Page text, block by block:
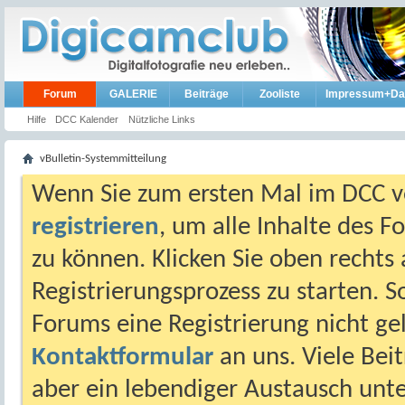
Forum
Hilfe DCC Kalender Nützliche Links
GALERIE Beiträge Zooliste
vBulletin-Systemmitteilung
Wenn Sie zum ersten Mal im DCC
registrieren, um alle Inhalte des
zu können. Klicken Sie oben
Registrierungsprozess zu starten.
Forums eine Registrierung nicht
Kontaktformular an uns. Viele
aber ein lebendiger Austausch